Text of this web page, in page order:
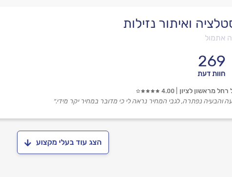
ואיתור נזילות
אתמול
269
חוות דעת
מראשון לציון 4.00
והבעיה נפתרה, לגבי המחיר נראה לי כי מדובר במחיר יקר מידי.״
הצג עוד בעלי מקצוע